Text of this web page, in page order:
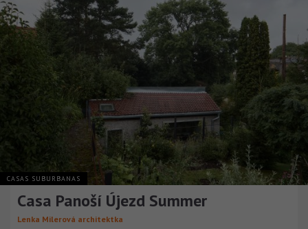
CASAS SUBURBANAS
Casa Panoší Újezd Summer
Lenka Milerová architektka